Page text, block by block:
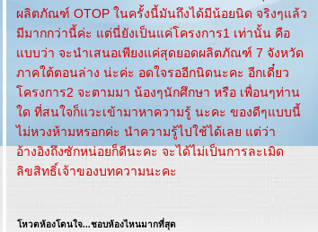
ผลิตภัณฑ์ OTOP ในครั้งนี้มันถึงได้มีน้อยนิด จริงๆแล้ว
มีมากกว่านี้ค่ะ แต่นี่ยังเป็นแค่โครงการ1 เท่านั้น คือ
บบว่า จะนำเสนอเพียงแค่สุดยอดผลิตภัณฑ์ 7 จังหวัด
ภาคใต้ตอนล่าง น่ะค่ะ อดใจรออีกนิดนะคะ อีกเดี๋ยว
ครงการ2 จะตามมา น้องๆนักศึกษา หรือ เพื่อนๆท่าน
ด ที่สนใจก็แวะเข้ามาหาความรู้ นะคะ ของดีๆแบบนี้
ไม่หวงห้ามหรอกค่ะ นำความรู้ไปใช้ได้เลย แต่ว่า
อ้างอิงถึงซักหน่อยก็ดีนะคะ จะได้ไม่เป็นการละเมิด
ลิขสิทธิ์เจ้าของบทความนะคะ
หวตห้องโดนใจ...ชอบห้องไหนมากที่สุด